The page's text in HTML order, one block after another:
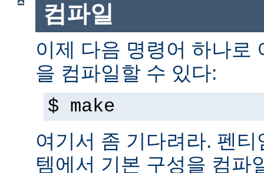
컴파일
이제 다음 명령어 하나로
을 컴파일할 수 있다:
$ make
여기서 좀 기다려라. 펜
템에서 기본 구성을 컴파